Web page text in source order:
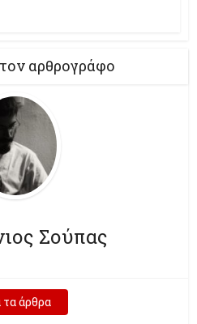
αρθρογράφο
Σούπας
άρθρα